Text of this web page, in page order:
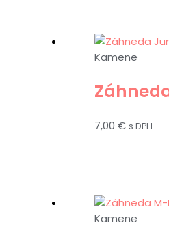
Kamene
7,00 € s DPH
Kamene